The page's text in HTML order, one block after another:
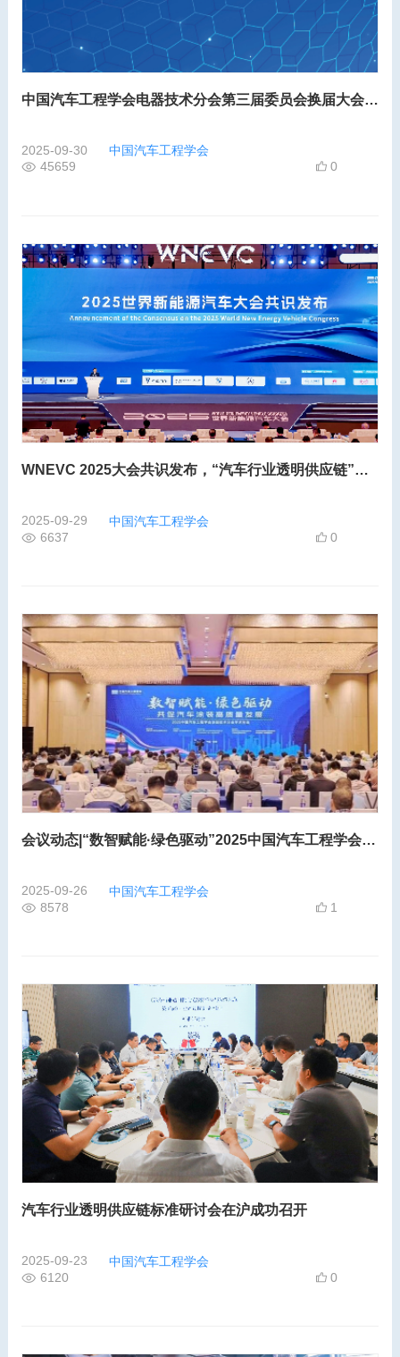
中国汽车工程学会电器技术分会第三届委员会换届大会暨2025汽车电子电器技术创新论坛
2025-09-30
中国汽车工程学会
45659
0
WNEVC 2025大会共识发布，“汽车行业透明供应链”正式写入行业发展议程
2025-09-29
中国汽车工程学会
6637
0
会议动态|“数智赋能·绿色驱动”2025中国汽车工程学会涂装技术分会学术年会在长春隆重启幕
2025-09-26
中国汽车工程学会
8578
1
汽车行业透明供应链标准研讨会在沪成功召开
2025-09-23
中国汽车工程学会
6120
0